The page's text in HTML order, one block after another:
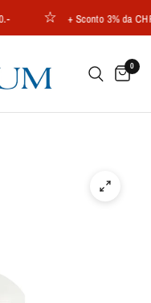
+ Sconto 3% da CHF
0